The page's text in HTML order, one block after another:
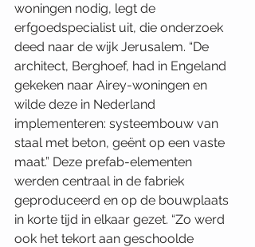
woningen nodig, legt de
erfgoedspecialist uit, die onderzoek
deed naar de wijk Jerusalem. “De
architect, Berghoef, had in Engeland
gekeken naar Airey-woningen en
wilde deze in Nederland
implementeren: systeembouw van
staal met beton, geënt op een vaste
maat.” Deze prefab-elementen
werden centraal in de fabriek
geproduceerd en op de bouwplaats
in korte tijd in elkaar gezet. “Zo werd
ook het tekort aan geschoolde